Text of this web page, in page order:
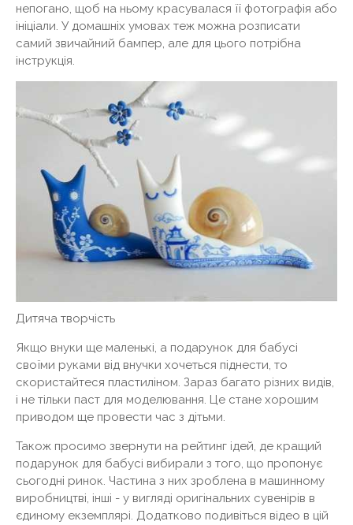
непогано, щоб на ньому красувалася її фотографія або
ініціали. У домашніх умовах теж можна розписати
самий звичайний бампер, але для цього потрібна
інструкція.
Дитяча творчість
Якщо внуки ще маленькі, а подарунок для бабусі
своїми руками від внучки хочеться піднести, то
скористайтеся пластиліном. Зараз багато різних видів,
і не тільки паст для моделювання. Це стане хорошим
приводом ще провести час з дітьми.
Також просимо звернути на рейтинг ідей, де кращий
подарунок для бабусі вибирали з того, що пропонує
сьогодні ринок. Частина з них зроблена в машинному
виробництві, інші - у вигляді оригінальних сувенірів в
єдиному екземплярі. Додатково подивіться відео в цій